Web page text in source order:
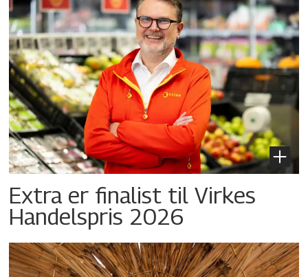
Extra er finalist til Virkes
Handelspris 2026